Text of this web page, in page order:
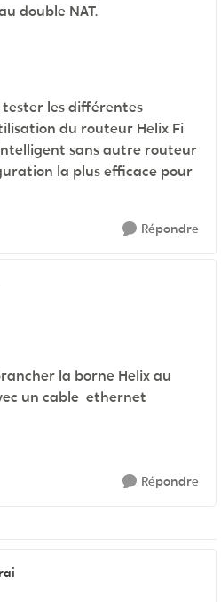
double NAT.
les différentes
du routeur Helix Fi
sans autre routeur
la plus efficace pour
Répondre
la borne Helix au
un cable ethernet
Répondre